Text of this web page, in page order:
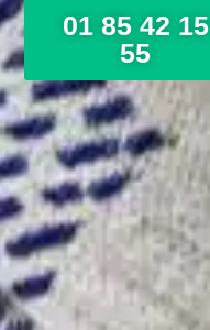
01 85 42 15
55